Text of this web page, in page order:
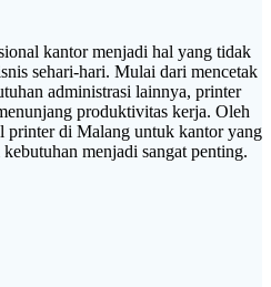
kantor menjadi hal yang tidak
sehari-hari. Mulai dari mencetak
administrasi lainnya, printer
produktivitas kerja. Oleh
printer di Malang untuk kantor yang
menjadi sangat penting.